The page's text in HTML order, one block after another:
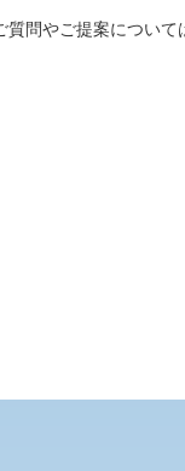
問やご提案につい